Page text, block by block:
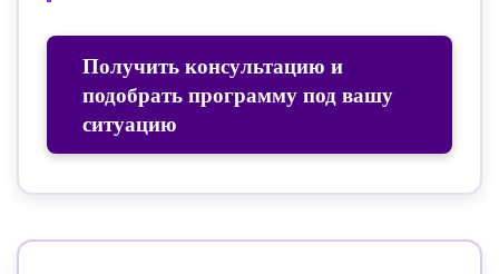
Получить консультацию и
подобрать программу под вашу
ситуацию